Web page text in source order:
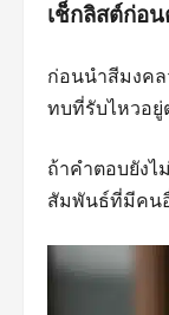
เช็กลิสต์ก่อ
ก่อนนำสีมงคล
ทบที่รับไหวอยู่
ถ้าคำตอบยังไ
สัมพันธ์ที่มีคน